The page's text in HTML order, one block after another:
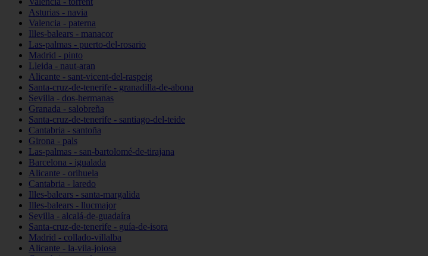
Asturias - navia
Valencia - paterna
Illes-balears - manacor
Las-palmas - puerto-del-rosario
Madrid - pinto
Lleida - naut-aran
Alicante - sant-vicent-del-raspeig
Santa-cruz-de-tenerife - granadilla-de-abona
Sevilla - dos-hermanas
Granada - salobreña
Santa-cruz-de-tenerife - santiago-del-teide
Cantabria - santoña
Girona - pals
Las-palmas - san-bartolomé-de-tirajana
Barcelona - igualada
Alicante - orihuela
Cantabria - laredo
Illes-balears - santa-margalida
Illes-balears - llucmajor
Sevilla - alcalá-de-guadaíra
Santa-cruz-de-tenerife - guía-de-isora
Madrid - collado-villalba
Alicante - la-vila-joiosa